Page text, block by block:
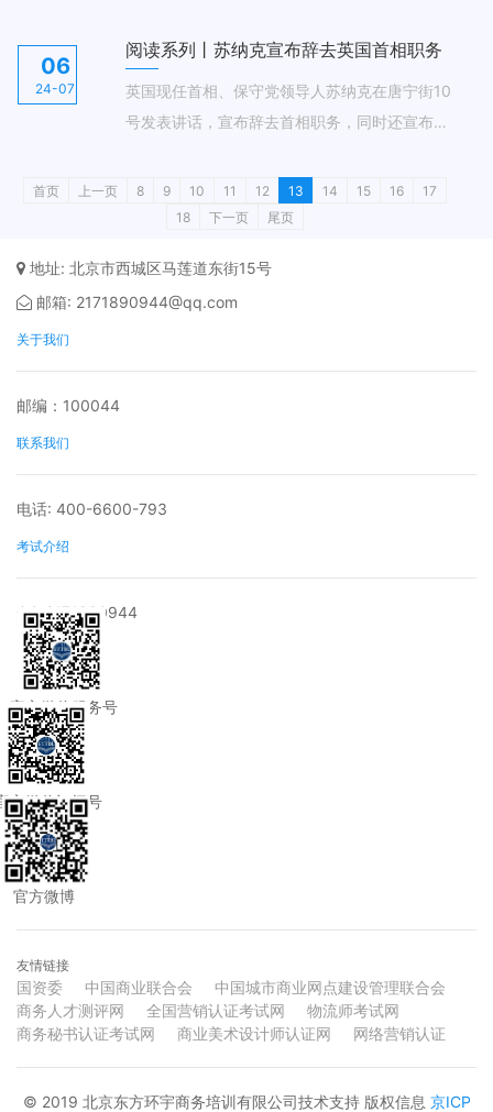
灵活度与制造工艺均属顶尖。它不仅能流畅行
走，还拥有丰富的面部表情，仿佛一位贴心的“健
康伴侣”。
06
24-07
阅读系列丨苏纳克宣布辞去英国首相职务
英国现任首相、保守党领导人苏纳克在唐宁街10
号发表讲话，宣布辞去首相职务，同时还宣布将
汉宫，会见国王查尔斯三世，正式辞去首相职
务。在这之后，工党领导人斯塔默将前往白金汉
首页 上一页 8 9 10 11 12 13 14 15 16
17
18
下一页 尾页
地址: 北京市西城区马莲道东街15号
邮箱: 2171890944@qq.com
关于我们
邮编：100044
联系我们
电话: 400-6600-793
考试介绍
QQ:2171890944
官方微信服务号
方微信订阅号
官方微博
友情链接
国资委 中国商业联合会
中国城市商业网点建设管理联合会
商务人才测评网
全国营销认证考试网
物流师考试网
商务秘书认证考试网
商业美术设计师认证网 网络营销认证
© 2019 北京东方环宇商务培训有限公司技术支持 版权信息 京ICP